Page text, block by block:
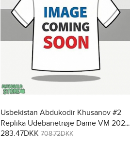
Usbekistan Abdukodir Khusanov #2
Replika Udebanetrøje Dame VM 2026
Kortærmet
283.47DKK 708.72DKK